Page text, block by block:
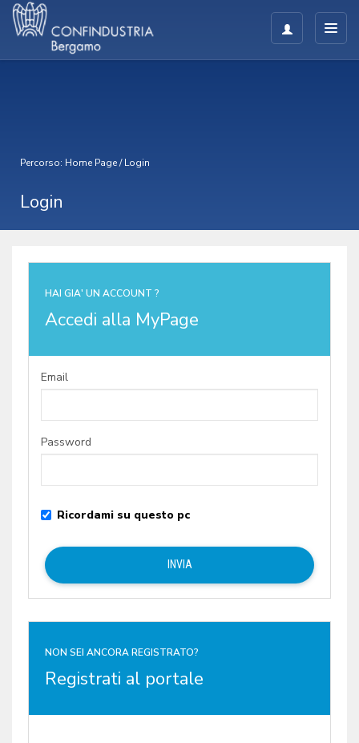
Percorso: Home Page/Login
Login
NON SEI ANCORA REGISTRATO?
Registrati al portale
HAI GIA' UN ACCOUNT ?
Accedi alla MyPage
Email
Password
Ricordami su questo pc